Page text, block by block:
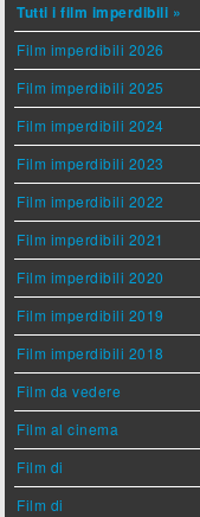
Tutti i film imperdibili »
Film imperdibili 2026
Film imperdibili 2025
Film imperdibili 2024
Film imperdibili 2023
Film imperdibili 2022
Film imperdibili 2021
Film imperdibili 2020
Film imperdibili 2019
Film imperdibili 2018
Film da vedere
Film al cinema
Film di
Film di